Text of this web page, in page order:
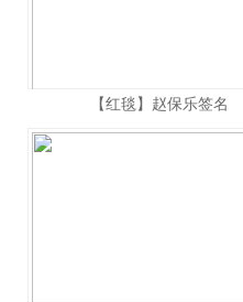
【红毯】赵保乐签名